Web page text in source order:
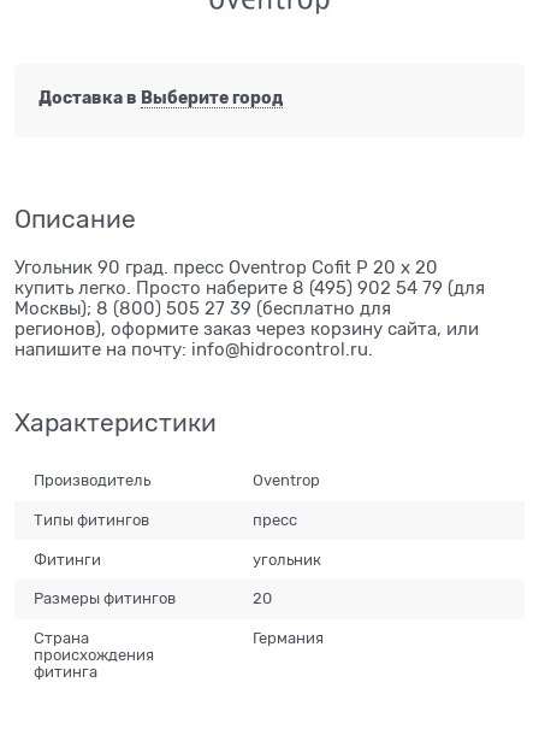
Доставка в Выберите город
Описание
Угольник 90 град. пресс Oventrop Cofit P 20 х 20
купить легко. Просто наберите 8 (495) 902 54 79 (для
Москвы); 8 (800) 505 27 39 (бесплатно для
регионов), оформите заказ через корзину сайта, или
напишите на почту: info@hidrocontrol.ru.
Характеристики
Производитель Oventrop
Типы фитингов пресс
Фитинги угольник
Размеры фитингов 20
Страна
происхождения
фитинга
Германия